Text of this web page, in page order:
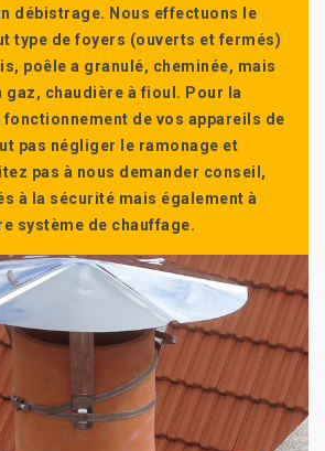
débistrage. Nous effectuons le
type de foyers (ouverts et fermés)
poêle a granulé, cheminée, mais
gaz, chaudière à fioul. Pour la
de vos appareils de
pas négliger le ramonage et
pas à nous demander conseil,
à la sécurité mais également à
système de chauffage.